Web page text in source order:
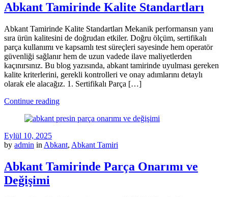
Abkant Tamirinde Kalite Standartları
Abkant Tamirinde Kalite Standartları Mekanik performansın yanı
sıra ürün kalitesini de doğrudan etkiler. Doğru ölçüm, sertifikalı
parça kullanımı ve kapsamlı test süreçleri sayesinde hem operatör
güvenliği sağlanır hem de uzun vadede ilave maliyetlerden
kaçınırsınız. Bu blog yazısında, abkant tamirinde uyulması gereken
kalite kriterlerini, gerekli kontrolleri ve onay adımlarını detaylı
olarak ele alacağız. 1. Sertifikalı Parça […]
Continue reading
Eylül 10, 2025
by admin in Abkant, Abkant Tamiri
Abkant Tamirinde Parça Onarımı ve
Değişimi